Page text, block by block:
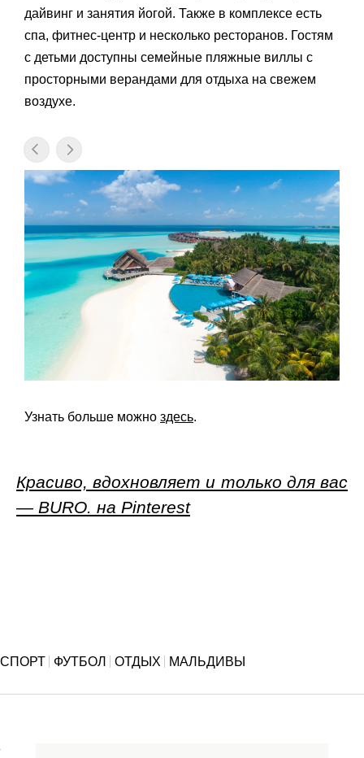
дайвинг и занятия йогой. Также в комплексе есть
спа, фитнес-центр и несколько ресторанов. Гостям
с детьми доступны семейные пляжные виллы с
просторными верандами для отдыха на свежем
воздухе.
Узнать больше можно здесь.
Красиво, вдохновляет и только для вас
— BURO. на Pinterest
СПОРТ ФУТБОЛ ОТДЫХ МАЛЬДИВЫ